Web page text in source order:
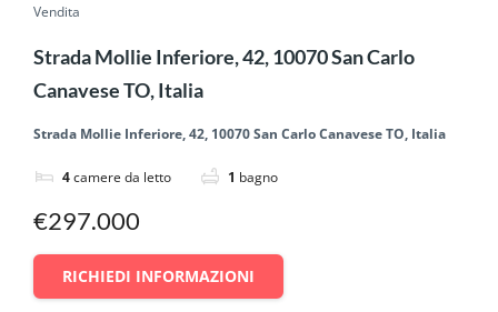
Vendita
Strada Mollie Inferiore, 42, 10070 San Carlo
Canavese TO, Italia
Strada Mollie Inferiore, 42, 10070 San Carlo Canavese TO, Italia
4camere da letto 1 bagno
€297.000
RICHIEDI INFORMAZIONI